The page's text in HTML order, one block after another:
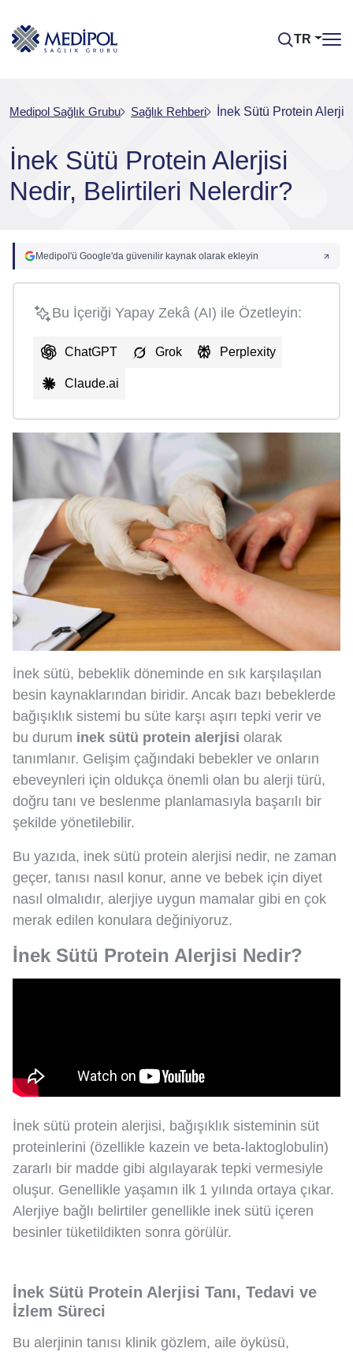
TR
Medipol Sağlık Grubu Sağlık Rehberi İnek Sütü Protein
İnek Sütü Protein Alerjisi
Nedir, Belirtileri Nelerdir?
Medipol'ü Google'da güvenilir kaynak olarak ekleyin
Bu İçeriği Yapay Zekâ (AI) ile Özetleyin:
ChatGPT Grok Perplexity
Claude.ai
İnek sütü, bebeklik döneminde en sık karşılaşılan
besin kaynaklarından biridir. Ancak bazı bebeklerde
bağışıklık sistemi bu süte karşı aşırı tepki verir ve
bu durum inek sütü protein alerjisi olarak
tanımlanır. Gelişim çağındaki bebekler ve onların
ebeveynleri için oldukça önemli olan bu alerji türü,
doğru tanı ve beslenme planlamasıyla başarılı bir
şekilde yönetilebilir.
Bu yazıda, inek sütü protein alerjisi nedir, ne zaman
geçer, tanısı nasıl konur, anne ve bebek için diyet
nasıl olmalıdır, alerjiye uygun mamalar gibi en çok
merak edilen konulara değiniyoruz.
İnek Sütü Protein Alerjisi Nedir?
İnek sütü protein alerjisi, bağışıklık sisteminin süt
proteinlerini (özellikle kazein ve beta-laktoglobulin)
zararlı bir madde gibi algılayarak tepki vermesiyle
oluşur. Genellikle yaşamın ilk 1 yılında ortaya çıkar.
Alerjiye bağlı belirtiler genellikle inek sütü içeren
besinler tüketildikten sonra görülür.
İnek Sütü Protein Alerjisi Tanı, Tedavi ve
İzlem Süreci
Bu alerjinin tanısı klinik gözlem, aile öyküsü,